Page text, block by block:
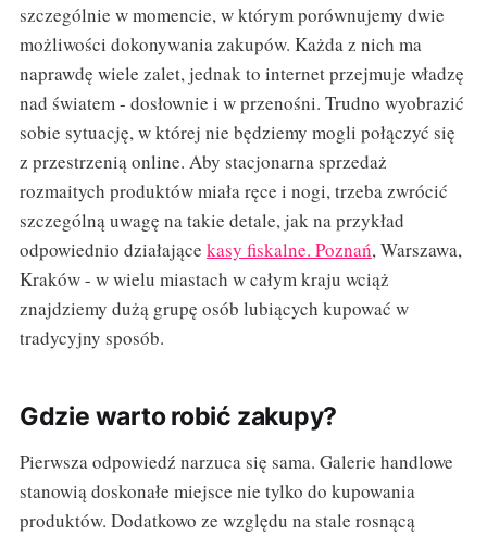
szczególnie w momencie, w którym porównujemy dwie
możliwości dokonywania zakupów. Każda z nich ma
naprawdę wiele zalet, jednak to internet przejmuje władzę
nad światem - dosłownie i w przenośni. Trudno wyobrazić
sobie sytuację, w której nie będziemy mogli połączyć się
z przestrzenią online. Aby stacjonarna sprzedaż
rozmaitych produktów miała ręce i nogi, trzeba zwrócić
szczególną uwagę na takie detale, jak na przykład
odpowiednio działające kasy fiskalne. Poznań, Warszawa,
Kraków - w wielu miastach w całym kraju wciąż
znajdziemy dużą grupę osób lubiących kupować w
tradycyjny sposób.
Gdzie warto robić zakupy?
Pierwsza odpowiedź narzuca się sama. Galerie handlowe
stanowią doskonałe miejsce nie tylko do kupowania
produktów. Dodatkowo ze względu na stale rosnącą